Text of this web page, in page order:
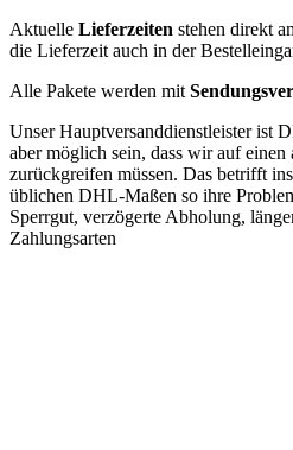
Aktuelle Lieferzeiten stehen direkt
die Lieferzeit auch in der
Alle Pakete werden mit
Unser Hauptversanddienstleister ist
aber möglich sein, dass wir auf einen
zurückgreifen müssen. Das betrifft
üblichen DHL-Maßen so ihre
Sperrgut, verzögerte Abholung,
Zahlungsarten